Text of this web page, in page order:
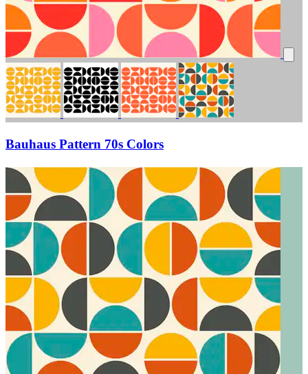
Bauhaus Pattern 70s Colors